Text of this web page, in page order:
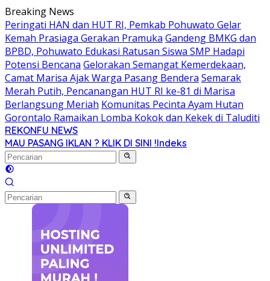
Langsung
ke
konten
Breaking News
Peringati HAN dan HUT RI, Pemkab Pohuwato Gelar
Kemah Prasiaga Gerakan Pramuka Gandeng BMKG dan
BPBD, Pohuwato Edukasi Ratusan Siswa SMP Hadapi
Potensi Bencana Gelorakan Semangat Kemerdekaan,
Camat Marisa Ajak Warga Pasang Bendera Semarak
Merah Putih, Pencanangan HUT RI ke-81 di Marisa
Berlangsung Meriah Komunitas Pecinta Ayam Hutan
Gorontalo Ramaikan Lomba Kokok dan Kekek di Taluditi
REKONFU NEWS
Tegas,
Berani
dan
Transparan
MAU PASANG IKLAN ? KLIK DI SINI !Indeks